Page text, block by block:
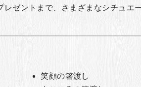
ゼントまで、さまざまなシチュエ
笑顔の箸渡し